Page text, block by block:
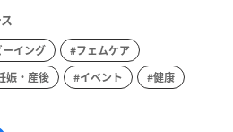
イング
#フェムケア
娠・産後 #イベント
#健康